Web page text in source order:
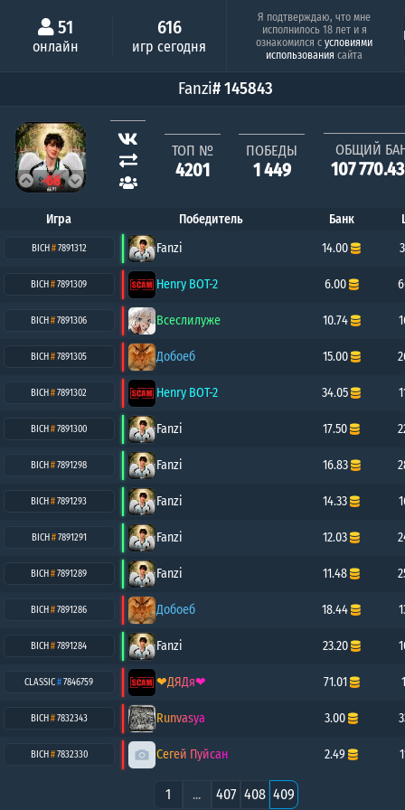
51
онлайн
616
игр сегодня
Минимальный шанс
Люся
0.63%
Я подтверждаю, что мне
исполнилось 18 лет и я
ознакомился сусловиями
использования сайта
Fanzi# 145843
-66
ТОП №
4201
ПОБЕДЫ
1 449
ОБЩИЙ
107
Игра Победитель Банк
BICH#7891312 Fanzi 14.00
BICH#7891309 Henry BOT-2 6.00
BICH#7891306 Всеслилуже 10.74
BICH#7891305 Добоеб 15.00
BICH#7891302 Henry BOT-2 34.05
BICH#7891300 Fanzi 17.50
BICH#7891298 Fanzi 16.83
BICH#7891293 Fanzi 14.33
BICH#7891291 Fanzi 12.03
BICH#7891289 Fanzi 11.48
BICH#7891286 Добоеб 18.44
BICH#7891284 Fanzi 23.20
CLASSIC#7846759 ❤ДЯДя❤ 71.01
BICH#7832343 Runvasya 3.00
BICH#7832330 Сегей Пуйсан 2.49
1 ... 407 408 409